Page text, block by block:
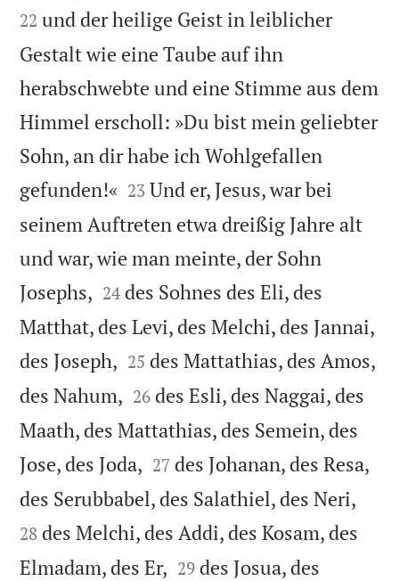
22 und der heilige Geist in leiblicher
Gestalt wie eine Taube auf ihn
herabschwebte und eine Stimme aus dem
Himmel erscholl: »Du bist mein geliebter
Sohn, an dir habe ich Wohlgefallen
gefunden!« 

23 Und er, Jesus, war bei
seinem Auftreten etwa dreißig Jahre alt
und war, wie man meinte, der Sohn
Josephs, 

24 des Sohnes des Eli, des
Matthat, des Levi, des Melchi, des Jannai,
des Joseph, 

25 des Mattathias, des Amos,
des Nahum, 

26 des Esli, des Naggai, des
Maath, des Mattathias, des Semein, des
Jose, des Joda, 

27 des Johanan, des Resa,
des Serubbabel, des Salathiel, des Neri,
28 des Melchi, des Addi, des Kosam, des
Elmadam, des Er, 

29 des Josua, des